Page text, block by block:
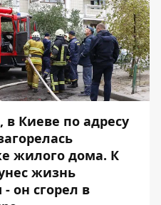
в Киеве по адресу
жилого дома. К
жизнь
он сгорел в